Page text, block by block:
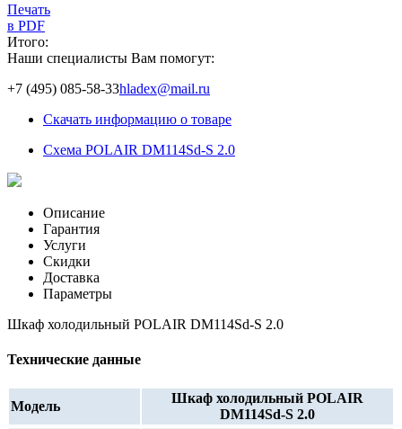
Печать
в PDF
Итого:
Наши специалисты Вам помогут:
+7 (495) 085-58-33hladex@mail.ru
Скачать информацию о товаре
Схема POLAIR DM114Sd-S 2.0
Описание
Гарантия
Услуги
Скидки
Доставка
Параметры
Шкаф холодильный POLAIR DM114Sd-S 2.0
Технические данные
Модель
Шкаф холодильный POLAIR
DM114Sd-S 2.0